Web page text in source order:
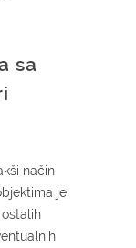
sa
način
je